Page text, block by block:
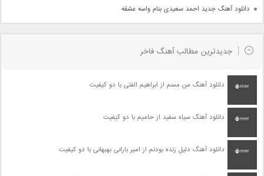
دانلود آهنگ جدید احمد سعیدی بنام واسه عشقه
جدیدترین مطالب آهنگ فاخر
دانلود آهنگ من مسم از ابراهیم الفتی با دو کیفیت
دانلود آهنگ سیاه سفید از حامیم با دو کیفیت
دانلود آهنگ دلیل زنده بودنم از امیر بارانی بهبهانی با دو کیفیت